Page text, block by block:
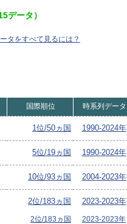
データ）
タをすべて見るには？
国際順位 時系列データ
1位/50ヵ国 1990-2024年
5位/19ヵ国 1990-2024年
10位/93ヵ国 2004-2023年
2位/183ヵ国 2023-2023年
2位/183ヵ国 2023-2023年